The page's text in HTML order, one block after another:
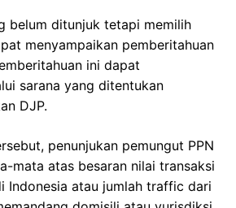
belum ditunjuk tetapi memilih
menyampaikan pemberitahuan
ini dapat
sarana yang ditentukan
DJP.
penunjukan pemungut PPN
mata atas besaran nilai transaksi
Indonesia atau jumlah traffic dari